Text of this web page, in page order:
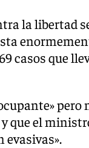
la libertad
casos que
y que el
evasivas».